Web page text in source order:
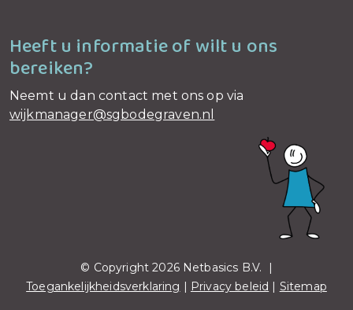
Heeft u informatie of wilt u ons
bereiken?
Neemt u dan contact met ons op via
wijkmanager@sgbodegraven.nl
© Copyright 2026 Netbasics B.V. |
Toegankelijkheidsverklaring
Privacy beleid Sitemap